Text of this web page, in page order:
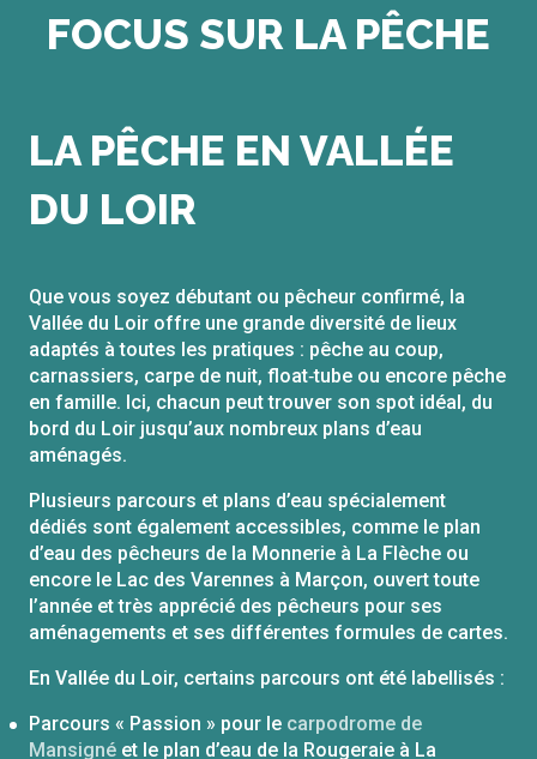
FOCUS SUR LA PÊCHE
LA PÊCHE EN VALLÉE
DU LOIR
Que vous soyez débutant ou pêcheur confirmé, la
Vallée du Loir offre une grande diversité de lieux
adaptés à toutes les pratiques : pêche au coup,
carnassiers, carpe de nuit, float‑tube ou encore pêche
en famille. Ici, chacun peut trouver son spot idéal, du
bord du Loir jusqu’aux nombreux plans d’eau
aménagés.
Plusieurs parcours et plans d’eau spécialement
dédiés sont également accessibles, comme le plan
d’eau des pêcheurs de la Monnerie à La Flèche ou
encore le Lac des Varennes à Marçon, ouvert toute
l’année et très apprécié des pêcheurs pour ses
aménagements et ses différentes formules de cartes.
En Vallée du Loir, certains parcours ont été labellisés :
Parcours « Passion » pour le carpodrome de
Mansigné et le plan d’eau de la Rougeraie à La